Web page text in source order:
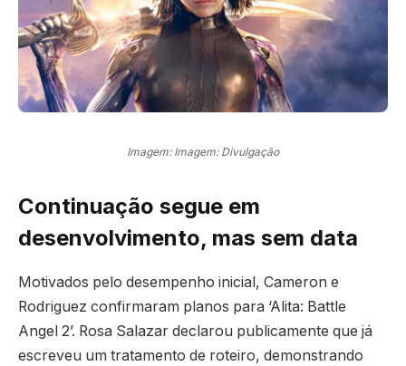
Imagem: Imagem: Divulgação
Continuação segue em
desenvolvimento, mas sem data
Motivados pelo desempenho inicial, Cameron e
Rodriguez confirmaram planos para ‘Alita: Battle
Angel 2’. Rosa Salazar declarou publicamente que já
escreveu um tratamento de roteiro, demonstrando